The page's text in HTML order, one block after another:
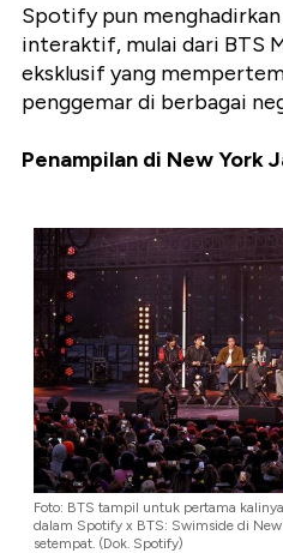
Spotify pun
interaktif, mulai dari BTS
eksklusif yang
penggemar di berbagai
Penampilan di New York
Foto: BTS tampil untuk pertama
dalam Spotify x BTS: Swimside di
setempat. (Dok. Spotify)